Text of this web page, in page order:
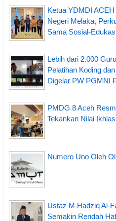
Ketua YDMDI
Negeri Melaka,
Sama Sosial-
Lebih dari 2.000
Pelatihan Koding
Digelar PW PGMNI
PMDG 8 Aceh
Tekankan Nilai
Numero Uno Oleh
Ustaz M Hadziq Al-
Semakin Rendah